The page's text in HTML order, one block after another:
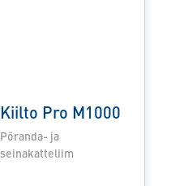
Kiilto Pro M1000
Põranda- ja
seinakatteliim